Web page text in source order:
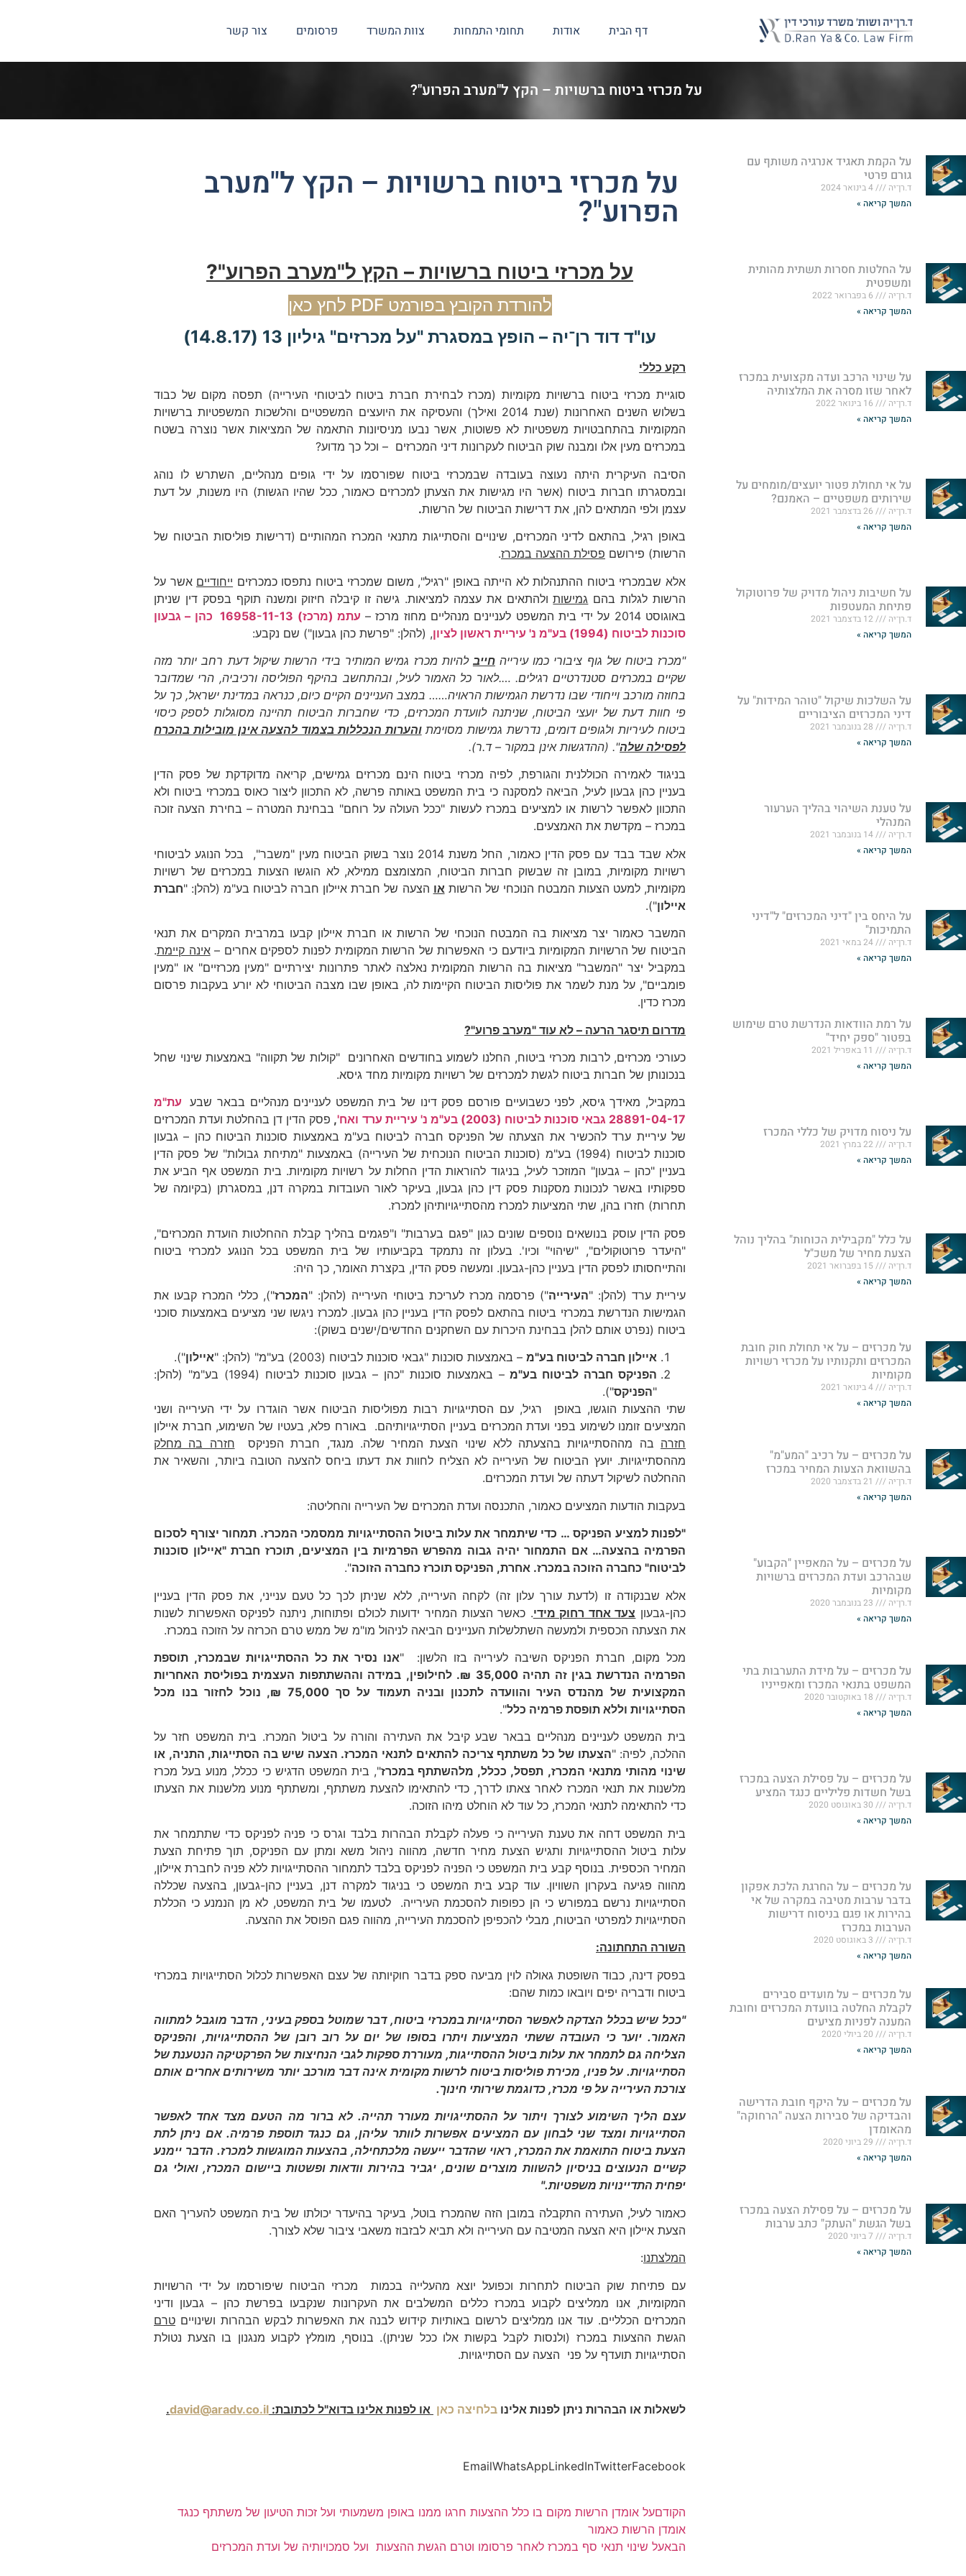
דף הבית אודות תחומי התמחות צוות המשרד פרסומים צור קשר
על מכרזי ביטוח ברשויות – הקץ ל"מערב הפרוע"?
על הקמת תאגיד אנרגיה משותף עם
גורם פרטי
ד.רן־יה
4 בינואר 2024
המשך קריאה »
על החלטות חסרות תשתית מהותית
ומשפטית
ד.רן־יה
המשך קריאה »
על שינוי הרכב ועדה מקצועית במכרז
לאחר שזו מסרה את המלצותיה
ד.רן־יה
המשך קריאה »
על אי תחולת פטור יועצים/מומחים על
שירותים משפטיים – האמנם?
ד.רן־יה
המשך קריאה »
על חשיבות ניהול מדויק של פרוטוקול
פתיחת המעטפות
ד.רן־יה
המשך קריאה »
על השלכות שיקול "טוהר המידות" על
דיני המכרזים הציבוריים
ד.רן־יה
המשך קריאה »
על טענת השיהוי בהליך הערעור
המנהלי
ד.רן־יה
14 בנובמבר 2021
המשך קריאה »
על היחס בין "דיני המכרזים" ל"דיני
התמיכות"
ד.רן־יה
24 במאי 2021
המשך קריאה »
על רמת הוודאות הנדרשת טרם שימוש
בפטור "ספק יחיד"
ד.רן־יה
המשך קריאה »
על ניסוח מדויק של כללי המכרז
ד.רן־יה
המשך קריאה »
על כלל "מקבילית הכוחות" בהליך נוהל
הצעת מחיר של משכ"ל
ד.רן־יה
המשך קריאה »
על מכרזים – על אי תחולת חוק חובת
המכרזים ותקנותיו על מכרזי רשויות
מקומיות
ד.רן־יה
4 בינואר 2021
המשך קריאה »
על מכרזים – על רכיב "המע"מ"
בהשוואת הצעות המחיר במכרז
ד.רן־יה
המשך קריאה »
על מכרזים – על המאפיין "הקבוע"
שבהרכב ועדת המכרזים ברשויות
מקומיות
ד.רן־יה
המשך קריאה »
על מכרזים – על מידת התערבות בתי
המשפט בתנאי המכרז ומאפייניו
ד.רן־יה
המשך קריאה »
על מכרזים – על פסילת הצעה במכרז
בשל חשדות פליליים כנגד המציע
ד.רן־יה
המשך קריאה »
על מכרזים – על החרגת הלכת אפקון
בדבר ערבות מטיבה במקרה של אי
בהירות או פגם בניסוח דרישות
הערבות במכרז
ד.רן־יה
המשך קריאה »
על מכרזים – על מועדים סבירים
לקבלת החלטה בוועדת המכרזים וחובת
המענה לפניות מציעים
ד.רן־יה
המשך קריאה »
על מכרזים – על היקף חובת הדרישה
והבדיקה של סבירות הצעה "הרחוקה"
מהאומדן
ד.רן־יה
המשך קריאה »
על מכרזים – על פסילת הצעה במכרז
בשל הגשת "העתק" כתב ערבות
ד.רן־יה
המשך קריאה »
על מכרזי ביטוח ברשויות – הקץ ל"מערב
הפרוע"?
על מכרזי ביטוח ברשויות – הקץ ל"מערב הפרוע"?
להורדת הקובץ בפורמט PDF לחץ כאן
עו"ד דוד רן־יה – הופץ במסגרת "על מכרזים" גיליון 13 (14.8.17)
רקע כללי
סוגיית מכרזי ביטוח ברשויות מקומיות (מכרז לבחירת חברת ביטוח לביטוחי העירייה) תפסה מקום של כבוד
בשלוש השנים האחרונות (שנת 2014 ואילך) והעסיקה את היועצים המשפטיים והלשכות המשפטיות ברשויות
המקומיות בהתחבטויות משפטיות לא פשוטות, אשר נבעו מניסיונות התאמה של המציאות אשר נוצרה בשטח
במכרזים מעין אלו ומבנה שוק הביטוח לעקרונות דיני המכרזים – וכל כך מדוע?
הסיבה העיקרית היתה נעוצה בעובדה שבמכרזי ביטוח שפורסמו על ידי גופים מנהליים, השתרש לו נוהג
ובמסגרתו חברות ביטוח (אשר היו מגישות את הצעתן למכרזים כאמור, ככל שהיו הגשות) היו משנות, על דעת
עצמן ולפי המתאים להן, את דרישות הביטוח של הרשות.
באופן רגיל, בהתאם לדיני המכרזים, שינויים והסתייגות מתנאי המכרז המהותיים (דרישות פוליסות הביטוח של
הרשות) פירושם פסילת ההצעה במכרז.
אלא שבמכרזי ביטוח ההתנהלות לא הייתה באופן "רגיל", משום שמכרזי ביטוח נתפסו כמכרזים ייחודיים אשר על
הרשות לגלות בהם גמישותולהתאים את עצמה למציאות. גישה זו קיבלה חיזוק ומשנה תוקף בפסק דין שניתן
באוגוסט 2014 על ידי בית המשפט לעניינים מנהליים מחוז מרכז –
עתמ (מרכז) 16958-11-13‏ ‏ כהן – גבעון
סוכנות לביטוח (1994) בע"מ נ' עיריית ראשון לציון
, (להלן: "פרשת כהן גבעון") שם נקבע:
"מכרז ביטוח של גוף ציבורי כמו עירייהחייב להיות מכרז גמיש המותיר בידי הרשות שיקול דעת רחב יותר מזה
שקיים במכרזים סטנדרטיים רגילים. ….לאור כל האמור לעיל, ובהתחשב בהיקף הפוליסה ורכיביה, הרי שמדובר
בחוזה מורכב וייחודי שבו נדרשת הגמישות הראויה…… במצב העניינים הקיים כיום, כנראה במדינת ישראל, כך על
פי חוות דעת של יועצי הביטוח, שניתנה לוועדת המכרזים, כדי שחברות הביטוח תהיינה מסוגלות לספק כיסוי
ביטוח לעיריות ולגופים דומים, נדרשת גמישות מסוימתוהערות הנכללות בצמוד להצעה אינן מובילות בהכרח
לפסילה שלה". (ההדגשות אינן במקור – ד.ר).
בניגוד לאמירה הכוללנית והגורפת, לפיה מכרזי ביטוח הינם מכרזים גמישים, קריאה מדוקדקת של פסק הדין
בעניין כהן גבעון לעיל, הביאה למסקנה כי בית המשפט באותה פרשה, לא התכוון ליצור כאוס במכרזי ביטוח ולא
התכוון לאפשר לרשות או למציעים במכרז לעשות "ככל העולה על רוחם" בבחינת המטרה – בחירת הצעה זוכה
במכרז – מקדשת את האמצעים.
אלא שבד בבד עם פסק הדין כאמור, החל משנת 2014 נוצר בשוק הביטוח מעין "משבר", בכל הנוגע לביטוחי
רשויות מקומיות, במובן זה שבשוק חברות הביטוח, המצומצם ממילא, לא הוגשו הצעות במכרזים של רשויות
מקומיות, למעט הצעות המבטח הנוכחי של הרשות או הצעה של חברת איילון חברה לביטוח בע"מ (להלן: "חברת
איילון").
המשבר כאמור יצר מציאות בה המבטח הנוכחי של הרשות או חברת איילון קבעו במרבית המקרים את תנאי
הביטוח של הרשויות המקומיות ביודעם כי האפשרות של הרשות המקומית לפנות לספקים אחרים –אינה קיימת.
במקביל יצר "המשבר" מציאות בה הרשות המקומית נאלצה לאתר פתרונות יצירתיים "מעין מכרזיים" או "מעין
פומביים", על מנת לשמר את פוליסות הביטוח הקיימות לה, באופן שבו מצבה הביטוחי לא יורע בעקבות פרסום
מכרז כדין.
מדרום תיסגר הרעה – לא עוד "מערב פרוע"?
כעורכי מכרזים, לרבות מכרזי ביטוח, החלנו לשמוע בחודשים האחרונים "קולות של תקווה" באמצעות שינוי שחל
בנכונותן של חברות ביטוח לגשת למכרזים של רשויות מקומיות מחד גיסא.
במקביל, מאידך גיסא, לפני כשבועיים פורסם פסק דינו של בית המשפט לעניינים מנהליים בבאר שבע
עת"מ
28891-04-17 גבאי סוכנות לביטוח (2003) בע"מ נ' עיריית ערד ואח'
, פסק הדין דן בהחלטת ועדת המכרזים
של עיריית ערד להכשיר את הצעתה של הפניקס חברה לביטוח בע"מ באמצעות סוכנות הביטוח כהן – גבעון
סוכנות לביטוח (1994) בע"מ (סוכנות הביטוח הנוכחית של העירייה) באמצעות "מתיחת גבולות" של פסק הדין
בעניין "כהן – גבעון" המוזכר לעיל, בניגוד להוראות הדין החלות על רשויות מקומיות. בית המשפט אף הביע את
ספקותיו באשר לנכונות מסקנות פסק דין כהן גבעון, בעיקר לאור העובדות במקרה דנן, במסגרתן (בקיומה של
תחרות) חזרו בהן, שתי המציעות למכרז מהסתייגויותיהן למכרז.
פסק הדין עוסק בנושאים נוספים שונים כגון "פגם בערבות" ו"פגמים בהליך קבלת ההחלטות הועדת המכרזים",
"היעדר פרוטוקולים", "שיהוי" וכיו'. בעלון זה נתמקד בקביעותיו של בית המשפט בכל הנוגע למכרזי ביטוח
והתייחסותו לפסק הדין בעניין כהן-גבעון. ומעשה פסק הדין, בקצרת האומר, כך היה:
עיריית ערד (להלן: "העירייה") פרסמה מכרז לעריכת ביטוחי העירייה (להלן: "המכרז"), כללי המכרז קבעו את
הגמישות הנדרשת במכרזי ביטוח בהתאם לפסק הדין בעניין כהן גבעון. למכרז ניגשו שני מציעים באמצעות סוכני
ביטוח (נפרט אותם להלן בבחינת היכרות עם השחקנים החדשים/ישנים בשוק):
איילון חברה לביטוח בע"מ– באמצעות סוכנות "גבאי סוכנות לביטוח (2003) בע"מ" (להלן: " איילון").
הפניקס חברה לביטוח בע"מ
– באמצעות סוכנות "כהן – גבעון סוכנות לביטוח (1994) בע"מ" (להלן:
"הפניקס").
שתי ההצעות הוגשו, באופן רגיל, עם הסתייגויות רבות מפוליסות הביטוח אשר הוגדרו על ידי העירייה ושני
המציעים זומנו לשימוע בפני ועדת המכרזים בעניין הסתייגויותיהם. באורח פלא, בעטיו של השימוע, חברת איילון
חזרה בה מההסתייגויות בהצעתה ללא שינוי הצעת המחיר שלה. מנגד, חברת הפניקס חזרה בה מחלק
מההסתייגויות. יועץ הביטוח של העירייה לא הצליח לחוות את דעתו ביחס להצעה הטובה ביותר, והשאיר את
ההחלטה לשיקול דעתה של ועדת המכרזים.
בעקבות הודעות המציעים כאמור, התכנסה ועדת המכרזים של העירייה והחליטה:
"לפנות למציע הפניקס … כדי שיתמחר את עלות ביטול ההסתייגויות ממסמכי המכרז. תמחור יצורף לסכום
הפרמיה בהצעה… אם התמחור יהיה גבוה מהפרש הפרמיות בין המציעים, תוכרז חברת "איילון סוכנות
לביטוח" כחברה הזוכה במכרז. אחרת, הפניקס תוכרז כחברה הזוכה".
אלא שבנקודה זו (לדעת עורך עלון זה) לקחה העירייה, ללא שניתן לכך כל טעם ענייני, את פסק הדין בעניין
כהן-גבעון צעד אחד רחוק מידי. כאשר הצעות המחיר ידועות לכולם ופתוחות, ניתנה לפניקס האפשרות לשנות
את הצעתה הכספית ולמעשה השתלשלות העניינים הביאה לניהול מו"מ של ממש טרם הכרזה על הזוכה במכרז.
מכל מקום, חברת הפניקס השיבה לעירייה בזו הלשון: "אנו נסיר את כל ההסתייגויות שבמכרז, תוספת
הפרמיה הנדרשת בגין זה תהיה 35,000 ₪. לחילופין, במידה וההשתתפות העצמית בפוליסת האחריות
המקצועית של מהנדס העיר והוועדה לתכנון ובניה תעמוד על סך 75,000 ₪, נוכל לחזור בנו מכל
הסתייגויות וללא תופסת פרמיה כלל".
בית המשפט לעניינים מנהליים בבאר שבע קיבל את העתירה והורה על ביטול המכרז. בית המשפט חזר על
ההלכה, לפיה: "הצעתו של כל משתתף צריכה להתאים לתנאי המכרז. הצעה שיש בה הסתייגות, התניה, או
שינוי מהותי מתנאי המכרז, תפסל, ככלל, מלהשתתף במכרז", בית המשפט הדגיש כי ככלל, מנוע בעל מכרז
מלשנות את תנאי המכרז לאחר צאתו לדרך, כדי להתאימו להצעת משתתף, ומשתתף מנוע מלשנות את הצעתו
כדי להתאימה לתנאי המכרז, כל עוד לא הוחלט מיהו הזוכה.
בית המשפט דחה את טענת העירייה כי פעלה לקבלת הבהרות בלבד וגרס כי פניה לפניקס כדי שתתמחר את
עלות ביטול ההסתייגויות ותגיש הצעת מחיר חדשה, מהווה ניהול משא ומתן עם הפניקס, תוך פתיחת הצעת
המחיר הכספית. בנוסף קבע בית המשפט כי הפניה לפניקס בלבד לתמחור ההסתייגויות ללא פניה לחברת איילון,
מהווה פגיעה בעקרון השוויון. עוד קבע בית המשפט כי בניגוד למקרה דנן, בעניין כהן-גבעון, בהצעה שכללה
הסתייגויות נרשם במפורש כי הן כפופות להסכמת העירייה. לטעמו של בית המשפט, לא מן הנמנע כי הכללת
הסתייגויות למפרטי הביטוח, מבלי להכפיפן להסכמת העירייה, מהווה פגם הפוסל את ההצעה.
השורה התחתונה:
בפסק דינה, כבוד השופטת גאולה לוין מביעה ספק בדבר חוקיותה של עצם האפשרות לכלול הסתייגויות במכרזי
ביטוח ודבריה יפים ויובאו כמות שהם:
"ככל שיש בכלל הצדקה לאפשר הסתייגויות במכרזי ביטוח, דבר שמוטל בספק בעיני, הדבר מוגבל למתווה
האמור. יוער כי העובדה ששתי המציעות ויתרו בסופו של יום על רוב רובן של ההסתייגויות, והפניקס
הצליחה גם לתמחר את עלות ביטול ההסתייגות, מעוררת ספקות לגבי הנחיצות של הפרקטיקה הנטענת של
הסתייגויות. על פניו, מכירת פוליסות ביטוח לרשות מקומית אינה דבר מורכב יותר משירותים אחרים אותם
צורכת העירייה על פי מכרז, כדוגמת שירותי חינוך.
עצם הליך השימוע לצורך ויתור על ההסתייגויות מעורר תהייה. לא ברור מה הטעם מצד אחד לאפשר
הסתייגויות ומצד שני לבחון עם המציעים אפשרות לוותר עליהן, גם כנגד תוספת פרמיה. אם ניתן לתת
הצעת ביטוח התואמת את המכרז, ראוי שהדבר ייעשה מלכתחילה, בהצעות המוגשות למכרז. הדבר יימנע
קשיים הנעוצים בניסיון להשוות מוצרים שונים, יגביר בהירות וודאות ופשטות ביישום המכרז, ואולי גם
יפחית התדיינויות משפטיות."
כאמור לעיל, העתירה התקבלה במובן הזה שהמכרז בוטל, בעיקר בהיעדר יכולתו של בית המשפט להעריך האם
הצעת איילון היא הצעה המטיבה עם העירייה ולא תביא לבזבוז משאבי ציבור שלא לצורך.
המלצתנו:
עם פתיחת שוק הביטוח לתחרות וכפועל יוצא מהעלייה בכמות מכרזי הביטוח שיפורסמו על ידי הרשויות
המקומיות, אנו ממליצים לקבוע במכרז כללים המשלבים את העקרונות שנקבעו בפרשת כהן – גבעון ודיני
המכרזים הכלליים. עוד אנו ממליצים לרשום באותיות קידוש לבנה את האפשרות לבקש הבהרות ושינויים טרם
הגשת ההצעות במכרז (ולנסות לקבל בקשות אלו ככל שניתן). בנוסף, מומלץ לקבוע מנגנון בו הצעת נטולת
הסתייגויות תועדף על פני הצעה עם הסתייגויות.
לשאלות או הבהרות ניתן לפנות אלינו בלחיצה כאן או לפנות אלינו בדוא"ל לכתובת: david@aradv.co.il
.
Facebook
Twitter
LinkedIn
WhatsApp
Email
הקודםעל אומדן הרשות מקום בו כלל ההצעות חרגו ממנו באופן משמעותי ועל זכות הטיעון של משתתף כנגד
אומדן הרשות כאמור
הבאעל שינוי תנאי סף במכרז לאחר פרסומו וטרם הגשת ההצעות ועל סמכויותיה של ועדת המכרזים